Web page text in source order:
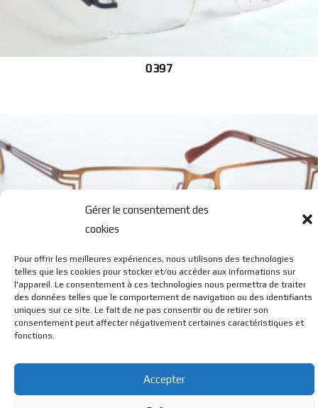
Gérer le consentement des
cookies
Pour offrir les meilleures expériences, nous utilisons des technologies
telles que les cookies pour stocker et/ou accéder aux informations sur
l'appareil. Le consentement à ces technologies nous permettra de traiter
des données telles que le comportement de navigation ou des identifiants
uniques sur ce site. Le fait de ne pas consentir ou de retirer son
consentement peut affecter négativement certaines caractéristiques et
fonctions.
Accepter
0397
0706 M
© BL Optique - 22 Rue de la Cueille - 39170 Lavans Les St